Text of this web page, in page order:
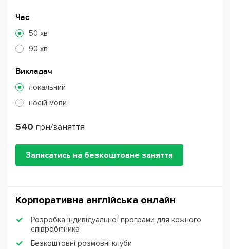
Час
50 хв
90 хв
Викладач
локальний
носій мови
540 грн/заняття
Записатись на безкоштовне заняття
Корпоративна англійська онлайн
Розробка індивідуальної програми для кожного
співробітника
Безкоштовні розмовні клуби